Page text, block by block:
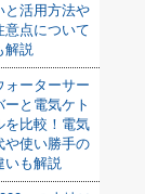
と活用方法や
意点について
解説
ォーターサー
ーと電気ケト
を比較！電気
や使い勝手の
いも解説